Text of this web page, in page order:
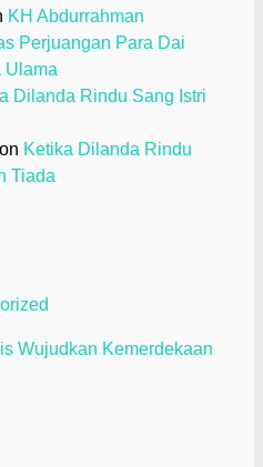
KH Abdurrahman
Perjuangan Para Dai
Ulama
Dilanda Rindu Sang Istri
on Ketika Dilanda Rindu
Tiada
Wujudkan Kemerdekaan